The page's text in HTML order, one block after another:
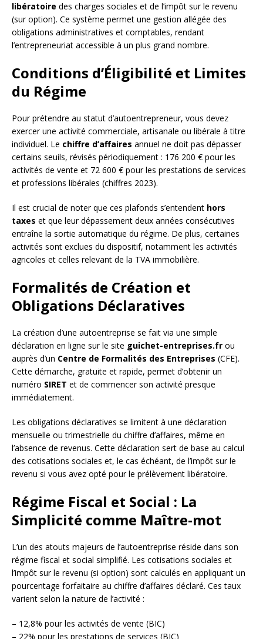
libératoire des charges sociales et de l’impôt sur le revenu
(sur option). Ce système permet une gestion allégée des
obligations administratives et comptables, rendant
l’entrepreneuriat accessible à un plus grand nombre.
Conditions d’Éligibilité et Limites
du Régime
Pour prétendre au statut d’autoentrepreneur, vous devez
exercer une activité commerciale, artisanale ou libérale à titre
individuel. Le chiffre d’affaires annuel ne doit pas dépasser
certains seuils, révisés périodiquement : 176 200 € pour les
activités de vente et 72 600 € pour les prestations de services
et professions libérales (chiffres 2023).
Il est crucial de noter que ces plafonds s’entendent hors
taxes et que leur dépassement deux années consécutives
entraîne la sortie automatique du régime. De plus, certaines
activités sont exclues du dispositif, notamment les activités
agricoles et celles relevant de la TVA immobilière.
Formalités de Création et
Obligations Déclaratives
La création d’une autoentreprise se fait via une simple
déclaration en ligne sur le site guichet-entreprises.fr ou
auprès d’un Centre de Formalités des Entreprises (CFE).
Cette démarche, gratuite et rapide, permet d’obtenir un
numéro SIRET et de commencer son activité presque
immédiatement.
Les obligations déclaratives se limitent à une déclaration
mensuelle ou trimestrielle du chiffre d’affaires, même en
l’absence de revenus. Cette déclaration sert de base au calcul
des cotisations sociales et, le cas échéant, de l’impôt sur le
revenu si vous avez opté pour le prélèvement libératoire.
Régime Fiscal et Social : La
Simplicité comme Maître-mot
L’un des atouts majeurs de l’autoentreprise réside dans son
régime fiscal et social simplifié. Les cotisations sociales et
l’impôt sur le revenu (si option) sont calculés en appliquant un
pourcentage forfaitaire au chiffre d’affaires déclaré. Ces taux
varient selon la nature de l’activité :
– 12,8% pour les activités de vente (BIC)
– 22% pour les prestations de services (BIC)